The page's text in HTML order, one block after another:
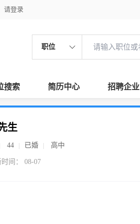
请登录
职位
搜索 简历中心 招聘企业
生
44 已婚 高中
时间： 08-07